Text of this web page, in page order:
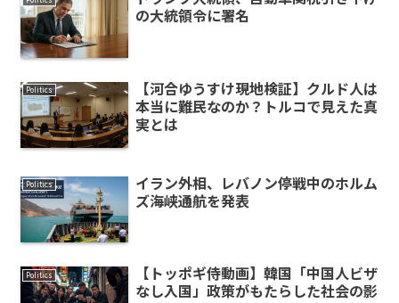
の大統領令に署名
Politics
【河合ゆうすけ現地検証】クルド人は
本当に難民なのか？トルコで見えた真
実とは
Politics
イラン外相、レバノン停戦中のホルム
ズ海峡通航を発表
Politics
【トッポギ侍動画】韓国「中国人ビザ
なし入国」政策がもたらした社会の影